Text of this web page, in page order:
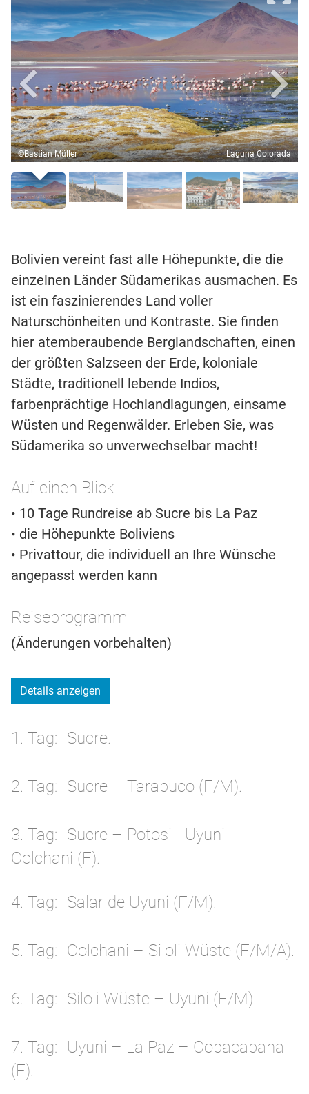
©Bastian Müller Laguna Colorada
Bolivien vereint fast alle Höhepunkte, die die
einzelnen Länder Südamerikas ausmachen. Es
ist ein faszinierendes Land voller
Naturschönheiten und Kontraste. Sie finden
hier atemberaubende Berglandschaften, einen
der größten Salzseen der Erde, koloniale
Städte, traditionell lebende Indios,
farbenprächtige Hochlandlagungen, einsame
Wüsten und Regenwälder. Erleben Sie, was
Südamerika so unverwechselbar macht!
Auf einen Blick
• 10 Tage Rundreise ab Sucre bis La Paz
• die Höhepunkte Boliviens
• Privattour, die individuell an Ihre Wünsche
angepasst werden kann
Reiseprogramm
(Änderungen vorbehalten)
Details anzeigen
1. Tag Sucre.
2. Tag Sucre – Tarabuco (F/M).
3. Tag
Sucre – Potosi - Uyuni -
Colchani (F).
4. Tag Salar de Uyuni (F/M).
5. Tag Colchani – Siloli Wüste (F/M/A).
6. Tag Siloli Wüste – Uyuni (F/M).
7. Tag
Uyuni – La Paz – Cobacabana
(F).